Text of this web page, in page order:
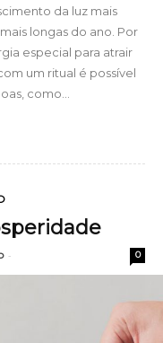
da luz mais
longas do ano. Por
especial para atrair
um ritual é possível
como...
- 0